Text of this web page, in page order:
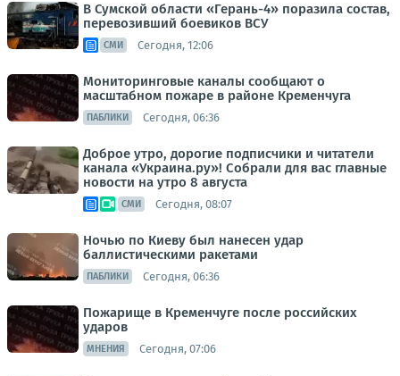
В Сумской области «Герань-4» поразила состав,
перевозивший боевиков ВСУ
СМИ Сегодня, 12:06
Мониторинговые каналы сообщают о
масштабном пожаре в районе Кременчуга
ПАБЛИКИ Сегодня, 06:36
Доброе утро, дорогие подписчики и читатели
канала «Украина.ру»! Собрали для вас главные
новости на утро 8 августа
СМИ Сегодня, 08:07
Ночью по Киеву был нанесен удар
баллистическими ракетами
ПАБЛИКИ Сегодня, 06:36
Пожарище в Кременчуге после российских
ударов
МНЕНИЯ Сегодня, 07:06